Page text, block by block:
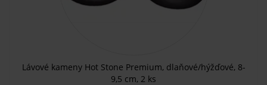
Lávové kameny Hot Stone Premium, dlaňové/hýžďové, 8-
9,5 cm, 2 ks